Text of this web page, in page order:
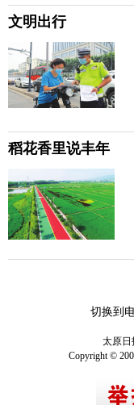
文明出行
稻花香里说丰年
切换到
太原日
Copyright ©